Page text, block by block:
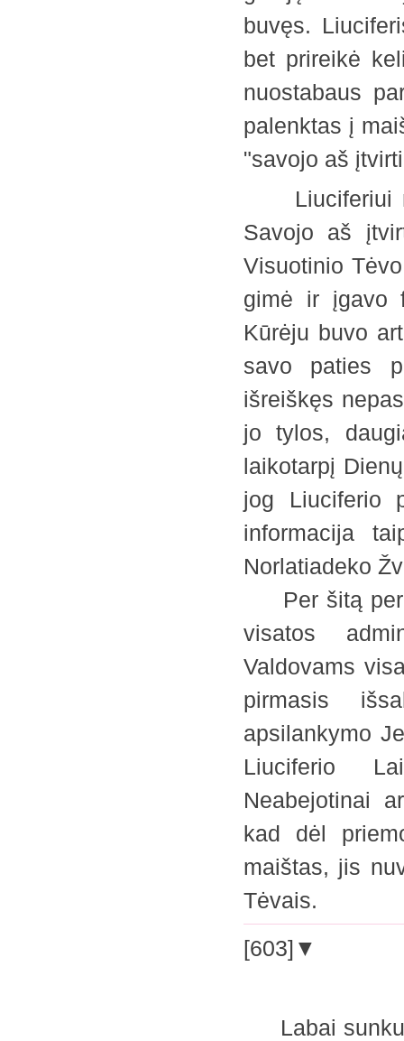
buvęs.
bet prireikė
nuostabaus
palenktas į
"savojo aš
Liuciferiui
Savojo aš
Visuotinio
gimė ir įgavo
Kūrėju buvo
savo paties
išreiškęs
jo tylos,
laikotarpį
jog Liuciferio
informacija
Norlatiadeko
Per šitą
visatos
Valdovams
pirmasis
apsilankymo
Liuciferio
Neabejotinai
kad dėl
maištas, jis
Tėvais.
[603]▼
Labai sunku